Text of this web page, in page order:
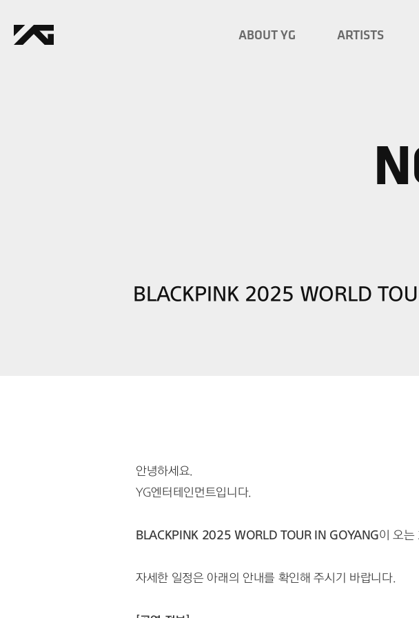
ABOUT YG ARTISTS
BLACKPINK 2025 WORLD
안녕하세요.
YG엔터테인먼트입니다.
BLACKPINK 2025 WORLD TOUR IN GOYANG이 오는
자세한 일정은 아래의 안내를 확인해 주시기 바랍니다.